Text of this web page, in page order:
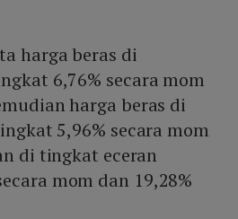
harga beras di
6,76% secara mom
harga beras di
5,96% secara mom
di tingkat eceran
mom dan 19,28%